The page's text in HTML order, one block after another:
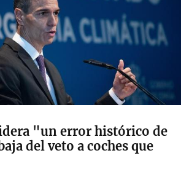
"un error histórico de
del veto a coches que